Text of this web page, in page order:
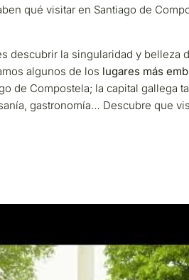
qué visitar en Santiago de
descubrir la singularidad y belleza
algunos de los lugares más
de Compostela; la capital gallega
gastronomía… Descubre que